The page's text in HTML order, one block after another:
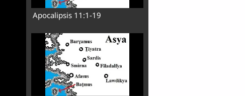
Apocalipsis 11:1-19